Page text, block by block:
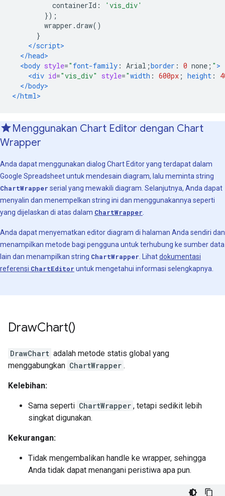
containerId :
'vis_div'
});
wrapper .draw()
}
</script>
</head>
<body style=" font-family : Arial ;border : 0 none ; " >
<div id="vis_div" style="width : 600px ; height :
</body>
</html>
Menggunakan Chart Editor dengan Chart
Wrapper
Anda dapat menggunakan dialog Chart Editor yang terdapat dalam
Google Spreadsheet untuk mendesain diagram, lalu meminta string
ChartWrapper serial yang mewakili diagram. Selanjutnya, Anda dapat
menyalin dan menempelkan string ini dan menggunakannya seperti
yang dijelaskan di atas dalam ChartWrapper
Anda dapat menyematkan editor diagram di halaman Anda sendiri dan
menampilkan metode bagi pengguna untuk terhubung ke sumber data
lain dan menampilkan string ChartWrapper . Lihatdokumentasi
referensi ChartEditor untuk mengetahui informasi selengkapnya.
DrawChart()
DrawChart adalah metode statis global yang
menggabungkan ChartWrapper .
Kelebihan:
Sama seperti ChartWrapper , tetapi sedikit lebih
singkat digunakan.
Kekurangan:
Tidak mengembalikan handle ke wrapper, sehingga
Anda tidak dapat menangani peristiwa apa pun.